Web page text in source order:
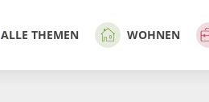
ALLE THEMEN WOHNEN